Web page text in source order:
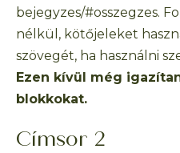
bejegyzes/#osszegzes.
nélkül, kötőjeleket
szövegét, ha használni
Ezen kívül még
blokkokat.
Címsor 2